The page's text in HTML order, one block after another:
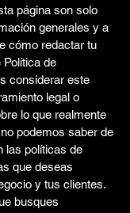
página son solo
generales y a
cómo redactar tu
Política de
considerar este
legal o
lo que realmente
podemos saber de
las políticas de
que deseas
y tus clientes.
busques